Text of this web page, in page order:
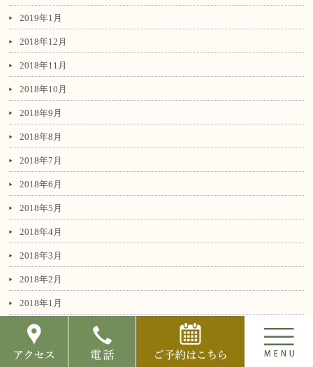
2019年1月
2018年12月
2018年11月
2018年10月
2018年9月
2018年8月
2018年7月
2018年6月
2018年5月
2018年4月
2018年3月
2018年2月
2018年1月
カテゴリー